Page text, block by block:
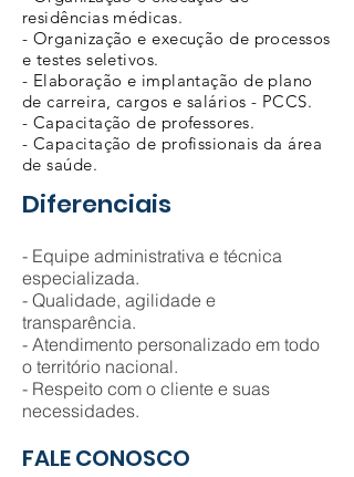
residências médicas.
- Organização e execução de processos
e testes seletivos.
- Elaboração e implantação de plano
de carreira, cargos e salários - PCCS.
- Capacitação de professores.
- Capacitação de profissionais da área
de saúde.
Diferenciais
- Equipe administrativa e técnica
especializada.
- Qualidade, agilidade e
transparência.
- Atendimento personalizado em todo
o território nacional.
- Respeito com o cliente e suas
necessidades.
FALE CONOSCO